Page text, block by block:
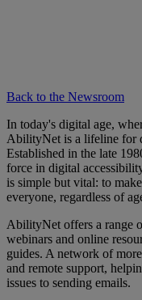
Back to the Newsroom
In today's digital age,
AbilityNet is a lifeline for
Established in the late
force in digital
is simple but vital: to
everyone, regardless of
AbilityNet offers a range
webinars and online
guides. A network of
and remote support,
issues to sending emails.